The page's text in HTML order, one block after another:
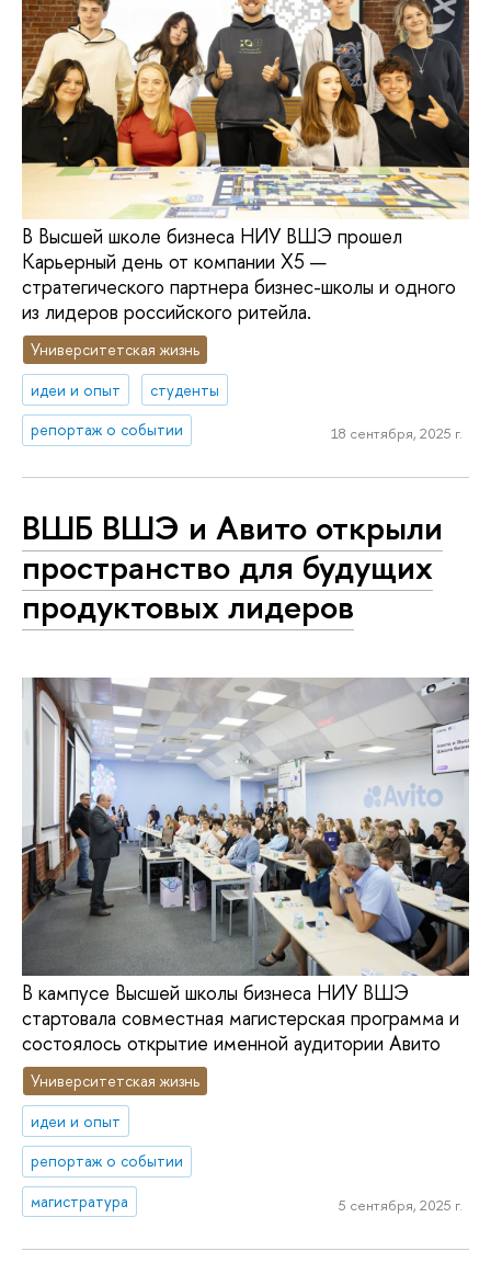
В Высшей школе бизнеса НИУ ВШЭ прошел
Карьерный день от компании Х5 —
стратегического партнера бизнес-школы и одного
из лидеров российского ритейла.
Университетская жизнь
идеи и опыт
студенты
репортаж о событии
18 сентября, 2025 г.
ВШБ ВШЭ и Авито открыли
пространство для будущих
продуктовых лидеров
В кампусе Высшей школы бизнеса НИУ ВШЭ
стартовала совместная магистерская программа и
состоялось открытие именной аудитории Авито
Университетская жизнь
идеи и опыт
репортаж о событии
магистратура
5 сентября, 2025 г.